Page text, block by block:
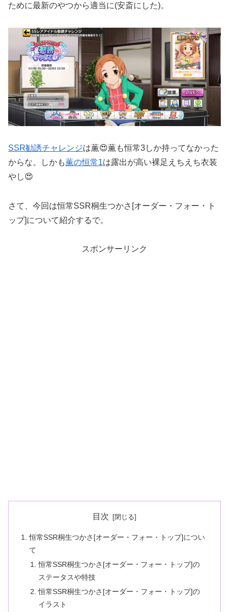
ために最新のやつから適当に(安斎にした)。
SSR勧誘チャレンジは薫😍薫も恒常3しか持ってなかった
からな。しかも薫の恒常1は露出が高い裸足えちえち衣装
やし😍
さて、今回は恒常SSR桐生つかさ[オーダー・フォー・ト
ップ]について紹介するで。
スポンサーリンク
目次
恒常SSR桐生つかさ[オーダー・フォー・トップ]につい
て
恒常SSR桐生つかさ[オーダー・フォー・トップ]の
ステータスや特技
恒常SSR桐生つかさ[オーダー・フォー・トップ]の
イラスト